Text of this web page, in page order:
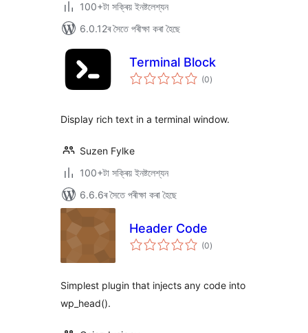
100+টা সক্ৰিয় ইনষ্টলেশ্যন
6.0.12ৰ সৈতে পৰীক্ষা কৰা হৈছে
Terminal Block
(0টা
মুঠ)
Display rich text in a terminal window.
Suzen Fylke
100+টা সক্ৰিয় ইনষ্টলেশ্যন
6.6.6ৰ সৈতে পৰীক্ষা কৰা হৈছে
Header Code
(0টা
মুঠ)
Simplest plugin that injects any code into
wp_head().